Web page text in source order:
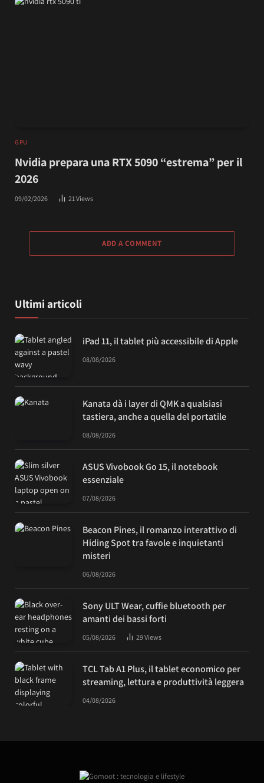
GPU
Nvidia prepara una RTX 5090 “estrema” per il
2026
09/02/2026 21 Views
ADD A COMMENT
Ultimi articoli
iPad 11, il tablet più accessibile di Apple
08/08/2026
Kanata dà i layer di QMK a qualsiasi
tastiera, anche a quella del portatile
08/08/2026
ASUS Vivobook Go 15, il notebook
essenziale
07/08/2026
Beacon Pines, il romanzo interattivo di
Hiding Spot tra favole e inquietanti
misteri
06/08/2026
Sony ULT Wear, cuffie bluetooth per
amanti dei bassi forti
05/08/2026 29Views
TCL Tab A1 Plus, il tablet economico per
streaming, lettura e produttività leggera
04/08/2026